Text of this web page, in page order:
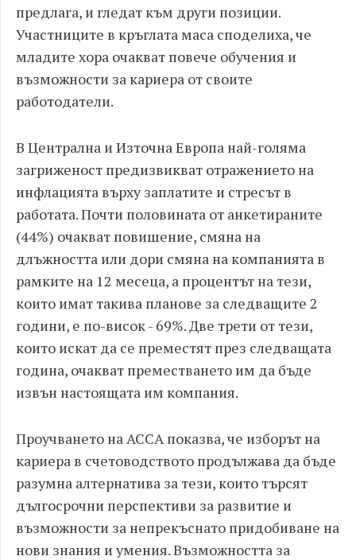
предлага, и гледат към други позиции.
Участниците в кръглата маса споделиха, че
младите хора очакват повече обучения и
възможности за кариера от своите
работодатели.
В Централна и Източна Европа най-голяма
загриженост предизвикват отражението на
инфлацията върху заплатите и стресът в
работата. Почти половината от анкетираните
(44%) очакват повишение, смяна на
длъжността или дори смяна на компанията в
рамките на 12 месеца, а процентът на тези,
които имат такива планове за следващите 2
години, е по-висок - 69%. Две трети от тези,
които искат да се преместят през следващата
година, очакват преместването им да бъде
извън настоящата им компания.
Проучването на АССА показва, че изборът на
кариера в счетоводството продължава да бъде
разумна алтернатива за тези, които търсят
дългосрочни перспективи за развитие и
възможности за непрекъснато придобиване на
нови знания и умения. Възможността за